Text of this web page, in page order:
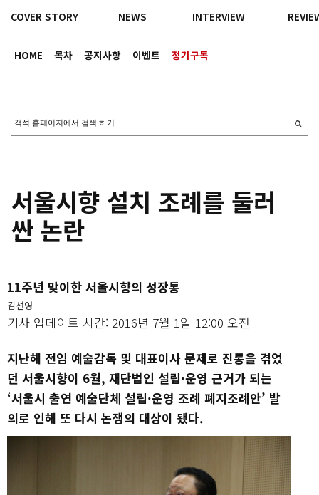
HOME 목차 공지사항 이벤트 정기구독
COVER STORY NEWS INTERVIEW
서울시향 설치 조례를 둘러
싼 논란
11주년 맞이한 서울시향의 성장통
김선영
기사 업데이트 시간: 2016년 7월 1일 12:00 오전
지난해 전임 예술감독 및 대표이사 문제로 진통을 겪었
던 서울시향이 6월, 재단법인 설립·운영 근거가 되는
‘서울시 출연 예술단체 설립·운영 조례 폐지조례안’ 발
의로 인해 또 다시 논쟁의 대상이 됐다.